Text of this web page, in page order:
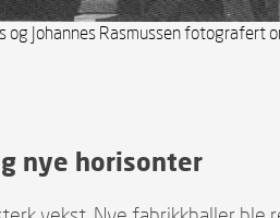
og Johannes Rasmussen fotografert
nye horisonter